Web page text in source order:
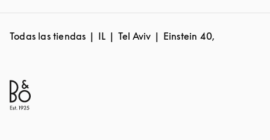
Todas las tiendas IL Tel Aviv Einstein 40,